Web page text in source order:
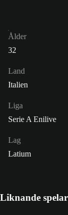
Ålder
32
Land
Italien
Liga
Serie A Enilive
Lag
Latium
Liknande